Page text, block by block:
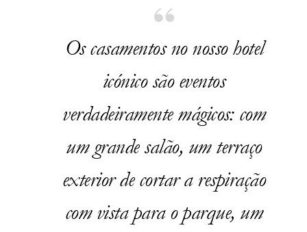
Os casamentos no nosso hotel
icónico são eventos
verdadeiramente mágicos: com
um grande salão, um terraço
exterior de cortar a respiração
com vista para o parque, um